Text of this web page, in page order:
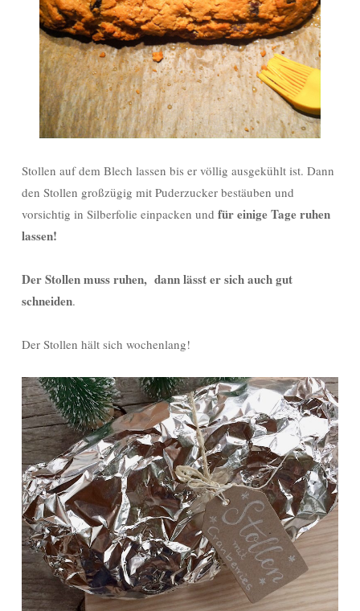
Stollen auf dem Blech lassen bis er völlig ausgekühlt ist. Dann
den Stollen großzügig mit Puderzucker bestäuben und
vorsichtig in Silberfolie einpacken und für einige Tage ruhen
lassen!
Der Stollen muss ruhen, dann lässt er sich auch gut
schneiden.
Der Stollen hält sich wochenlang!